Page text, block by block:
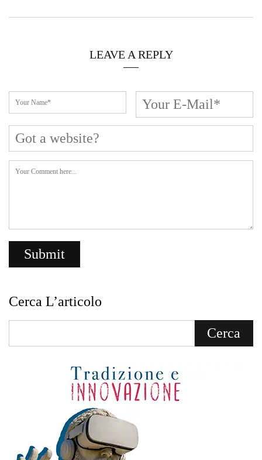
LEAVE A REPLY
Cerca L’articolo